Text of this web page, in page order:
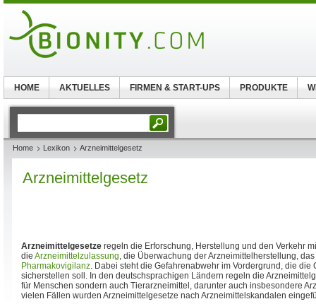
Home Lexikon Arzneimittelgesetz
Arzneimittelgesetz
Arzneimittelgesetze regeln die Erforschung, Herstellung und den Verkehr
die Arzneimittelzulassung, die Überwachung der Arzneimittelherstellung,
Pharmakovigilanz. Dabei steht die Gefahrenabwehr im Vordergrund, die die
sicherstellen soll. In den deutschsprachigen Ländern regeln die
für Menschen sondern auch Tierarzneimittel, darunter auch insbesondere
vielen Fällen wurden Arzneimittelgesetze nach Arzneimittelskandalen
HOME AKTUELLES FIRMEN & START-UPS PRODUKTE